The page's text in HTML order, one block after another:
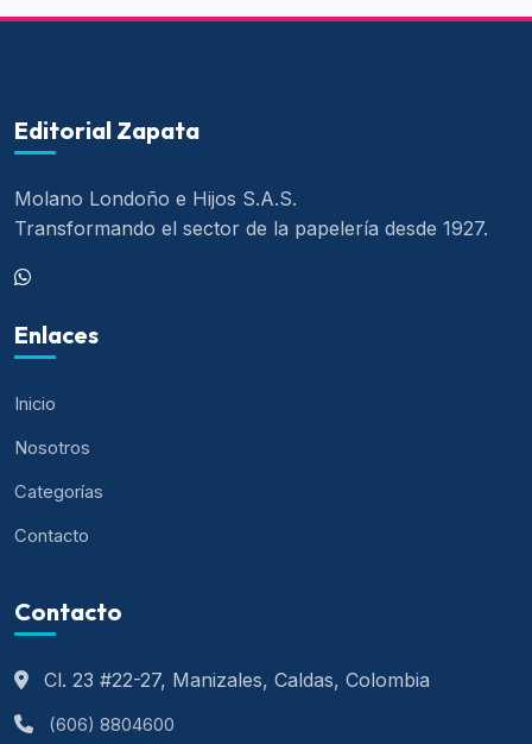
Editorial Zapata
Molano Londoño e Hijos S.A.S.
Transformando el sector de la papelería desde 1927.
Enlaces
Inicio
Nosotros
Categorías
Contacto
Contacto
Cl. 23 #22-27, Manizales, Caldas, Colombia
(606) 8804600